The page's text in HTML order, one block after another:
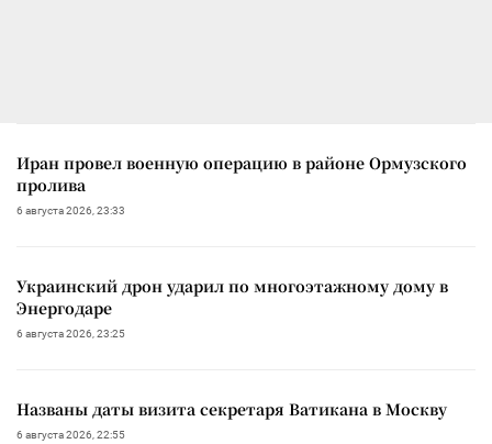
Иран провел военную операцию в районе Ормузского
пролива
6 августа 2026, 23:33
Украинский дрон ударил по многоэтажному дому в
Энергодаре
6 августа 2026, 23:25
Названы даты визита секретаря Ватикана в Москву
6 августа 2026, 22:55